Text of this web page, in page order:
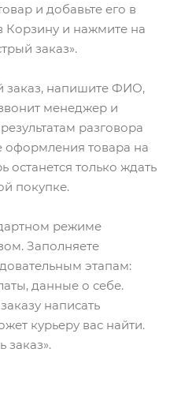
и добавьте его в
Корзину и нажмите на
заказ».
заказ, напишите ФИО,
менеджер и
разговора
оформления товара на
останется только ждать
покупке.
режиме
Заполняете
этапам:
данные о себе.
написать
курьеру вас найти.